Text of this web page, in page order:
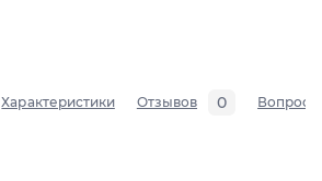
Характеристики Отзывов 0 Вопросы